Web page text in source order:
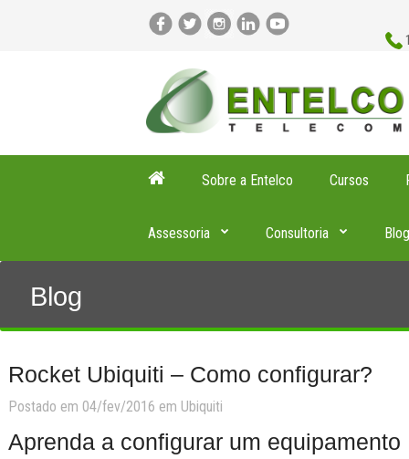
Sobre a Entelco Cursos
Assessoria Consultoria Blog
Blog
Rocket Ubiquiti – Como configurar?
Postado em 04/fev/2016 em Ubiquiti
Aprenda a configurar um